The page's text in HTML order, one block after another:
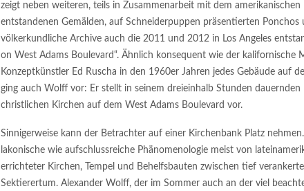
zeigt neben weiteren, teils in Zusammenarbeit mit dem
entstandenen Gemälden, auf Schneiderpuppen präsentierten Ponchos
völkerkundliche Archive auch die 2011 und 2012 in Los Angeles
on West Adams Boulevard“. Ähnlich konsequent wie der kalifornische
Konzeptkünstler Ed Ruscha in den 1960er Jahren jedes Gebäude auf
ging auch Wolff vor: Er stellt in seinem dreieinhalb Stunden
christlichen Kirchen auf dem West Adams Boulevard vor.
Sinnigerweise kann der Betrachter auf einer Kirchenbank Platz
lakonische wie aufschlussreiche Phänomenologie meist von
errichteter Kirchen, Tempel und Behelfsbauten zwischen tief
Sektierertum. Alexander Wolff, der im Sommer auch an der viel